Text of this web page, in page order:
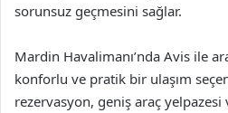
sorunsuz geçmesini sağlar.
Mardin Havalimanı’nda Avis ile
konforlu ve pratik bir ulaşım
rezervasyon, geniş araç